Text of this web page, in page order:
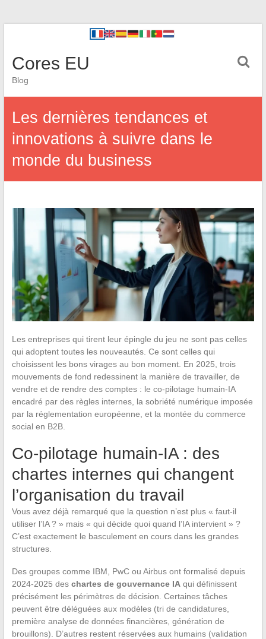
Cores EU
Blog
Les dernières tendances et
innovations à suivre dans le
monde du business
Les entreprises qui tirent leur épingle du jeu ne sont pas celles
qui adoptent toutes les nouveautés. Ce sont celles qui
choisissent les bons virages au bon moment. En 2025, trois
mouvements de fond redessinent la manière de travailler, de
vendre et de rendre des comptes : le co-pilotage humain-IA
encadré par des règles internes, la sobriété numérique imposée
par la réglementation européenne, et la montée du commerce
social en B2B.
Co-pilotage humain-IA : des
chartes internes qui changent
l’organisation du travail
Vous avez déjà remarqué que la question n’est plus « faut-il
utiliser l’IA ? » mais « qui décide quoi quand l’IA intervient » ?
C’est exactement le basculement en cours dans les grandes
structures.
Des groupes comme IBM, PwC ou Airbus ont formalisé depuis
2024-2025 des chartes de gouvernance IAqui définissent
précisément les périmètres de décision. Certaines tâches
peuvent être déléguées aux modèles (tri de candidatures,
première analyse de données financières, génération de
brouillons). D’autres restent réservées aux humains (validation